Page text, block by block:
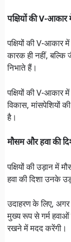
पक्षियों की V-
पक्षियों की V-आकार
कारक ही नहीं, बल्कि
निभाते हैं।
पक्षियों की V-आकार
विकास, मांसपेशियों
है।
मौसम और हवा की
पक्षियों की उड़ान में
हवा की दिशा उनके
उदाहरण के लिए, अगर
मुख्य रूप से गर्म हवाओं
रखने में मदद करेंगी।